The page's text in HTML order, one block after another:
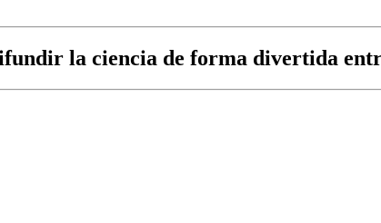
la ciencia de forma divertida